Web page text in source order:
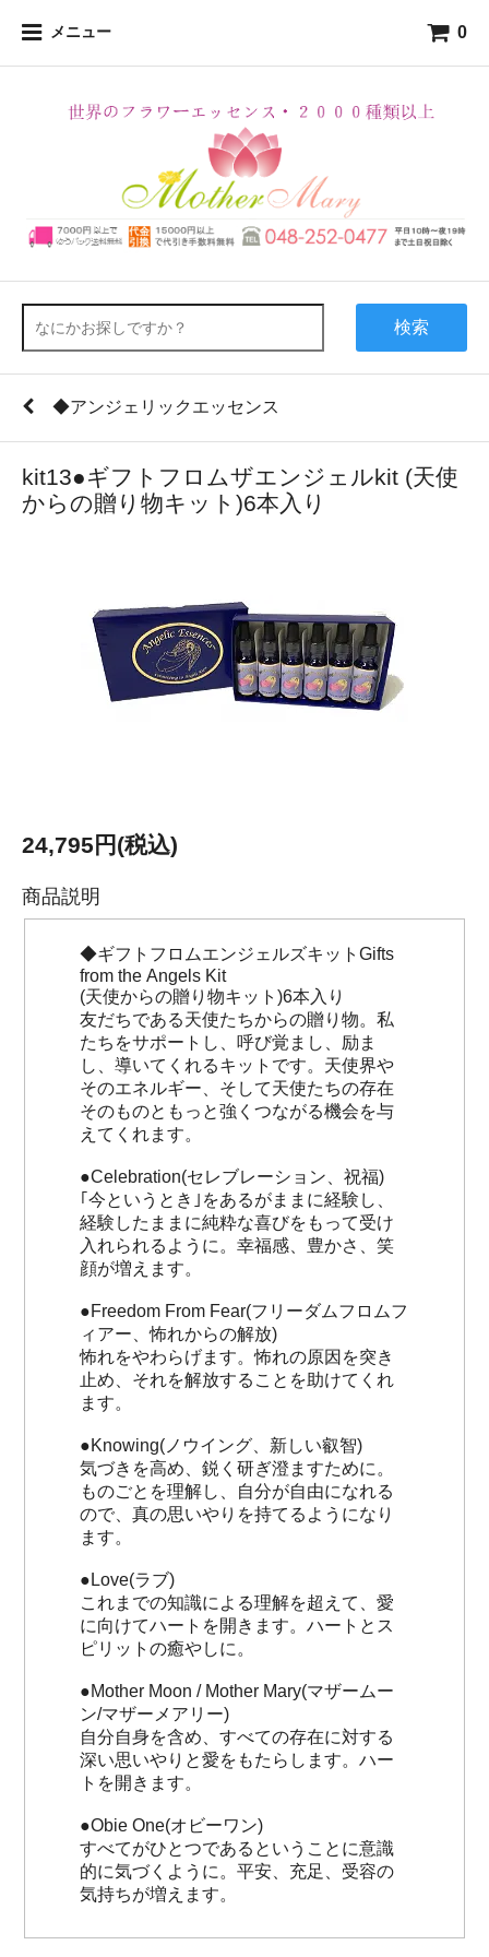
メニュー 0
検索
◆アンジェリックエッセンス
kit13●ギフトフロムザエンジェルkit (天使
からの贈り物キット)6本入り
24,795円(税込)
商品説明
◆ギフトフロムエンジェルズキットGifts
from the Angels Kit
(天使からの贈り物キット)6本入り
友だちである天使たちからの贈り物。私
たちをサポートし、呼び覚まし、励ま
し、導いてくれるキットです。天使界や
そのエネルギー、そして天使たちの存在
そのものともっと強くつながる機会を与
えてくれます。
●Celebration(セレブレーション、祝福)
｢今というとき｣をあるがままに経験し、
経験したままに純粋な喜びをもって受け
入れられるように。幸福感、豊かさ、笑
顔が増えます。
●Freedom From Fear(フリーダムフロムフ
ィアー、怖れからの解放)
怖れをやわらげます。怖れの原因を突き
止め、それを解放することを助けてくれ
ます。
●Knowing(ノウイング、新しい叡智)
気づきを高め、鋭く研ぎ澄ますために。
ものごとを理解し、自分が自由になれる
ので、真の思いやりを持てるようになり
ます。
●Love(ラブ)
これまでの知識による理解を超えて、愛
に向けてハートを開きます。ハートとス
ピリットの癒やしに。
●Mother Moon / Mother Mary(マザームー
ン/マザーメアリー)
自分自身を含め、すべての存在に対する
深い思いやりと愛をもたらします。ハー
トを開きます。
●Obie One(オビーワン)
すべてがひとつであるということに意識
的に気づくように。平安、充足、受容の
気持ちが増えます。